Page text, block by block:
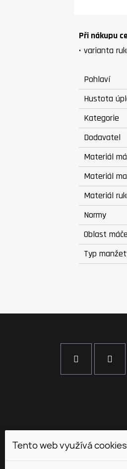
Při nákupu
• varianta
Pohlaví
Hustota
Kategorie
Dodavatel
Materiál
Materiál
Materiál
Normy
Oblast
Typ
Tento web využívá cookies